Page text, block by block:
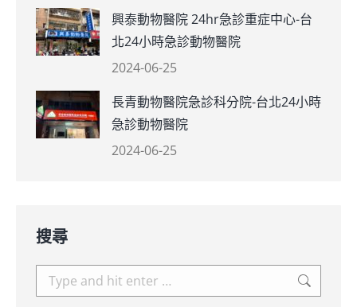
興泰動物醫院 24hr急診重症中心-台
北24小時急診動物醫院
2024-06-25
長青動物醫院急診科分院-台北24小時
急診動物醫院
2024-06-25
搜尋
Search: